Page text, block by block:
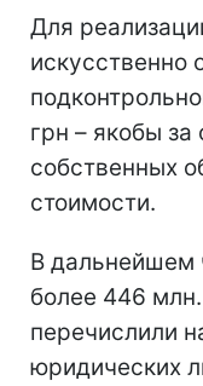
Для
искусственно
грн – якобы
собственных
стоимости.
В дальнейшем
более 446
перечислили
юридических